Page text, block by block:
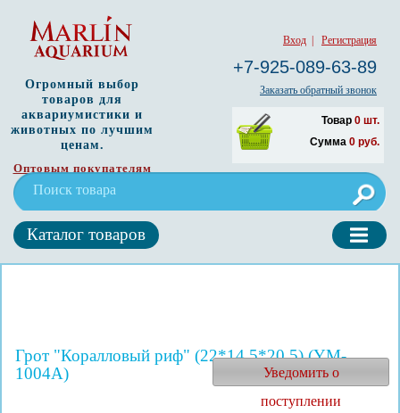
Вход Регистрация
+7-925-089-63-89
Заказать обратный звонок
Товар 0 шт.
Сумма 0 руб.
Огромный выбор
товаров для
аквариумистики и
животных по лучшим
ценам.
Оптовым покупателям
Каталог товаров
Грот "Коралловый риф" (22*14.5*20.5) (YM-
1004A)
Уведомить о
поступлении